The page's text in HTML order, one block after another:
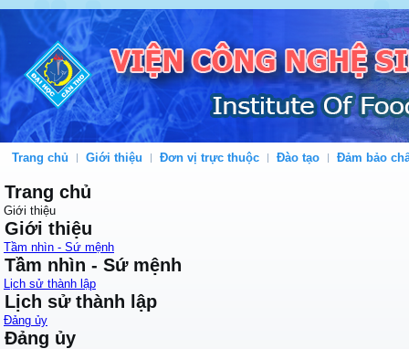
Trang chủ Giới thiệu Đơn vị trực thuộc Đào tạo Đảm bảo
Trang chủ
Giới thiệu
Giới thiệu
Tầm nhìn - Sứ mệnh
Tầm nhìn - Sứ mệnh
Lịch sử thành lập
Lịch sử thành lập
Đảng ủy
Đảng ủy